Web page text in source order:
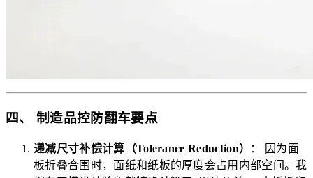
四、 制造品控防翻车要点
递减尺寸补偿计算（Tolerance Reduction）
： 因为面
板折叠合围时，面纸和纸板的厚度会占用内部空间。我